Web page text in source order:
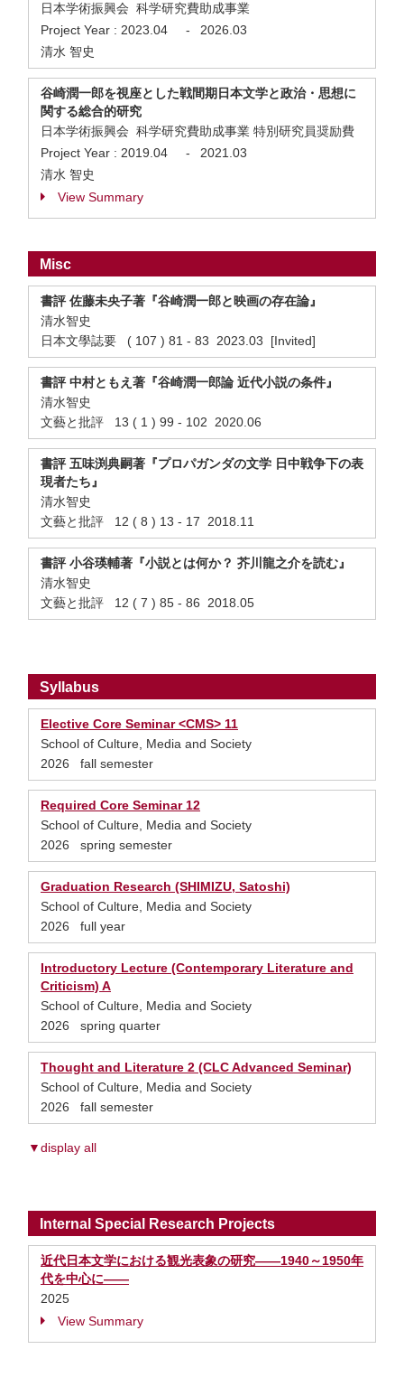
日本学術振興会 科学研究費助成事業
Project Year : 2023.04 -
2026.03
清水 智史
谷崎潤一郎を視座とした戦間期日本文学と政治・思想に
関する総合的研究
日本学術振興会 科学研究費助成事業 特別研究員奨励費
Project Year : 2019.04 -
2021.03
清水 智史
View Summary
Misc
書評 佐藤未央子著『谷崎潤一郎と映画の存在論』
清水智史
日本文學誌要 ( 107 ) 81 - 83 2023.03 [Invited]
書評 中村ともえ著『谷崎潤一郎論 近代小説の条件』
清水智史
文藝と批評 13 ( 1 ) 99 - 102 2020.06
書評 五味渕典嗣著『プロパガンダの文学 日中戦争下の表
現者たち』
清水智史
文藝と批評 12 ( 8 ) 13 - 17 2018.11
書評 小谷瑛輔著『小説とは何か？ 芥川龍之介を読む』
清水智史
文藝と批評 12 ( 7 ) 85 - 86 2018.05
Syllabus
Elective Core Seminar <CMS> 11
School of Culture, Media and Society
2026 fall semester
Required Core Seminar 12
School of Culture, Media and Society
2026 spring semester
Graduation Research (SHIMIZU, Satoshi)
School of Culture, Media and Society
2026 full year
Introductory Lecture (Contemporary Literature and
Criticism) A
School of Culture, Media and Society
2026 spring quarter
Thought and Literature 2 (CLC Advanced Seminar)
School of Culture, Media and Society
2026 fall semester
▼display all
Internal Special Research Projects
近代日本文学における観光表象の研究――1940～1950年
代を中心に――
2025
View Summary